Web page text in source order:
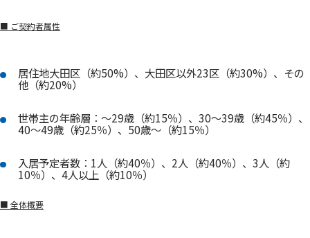
■ ご契約者属性
居住地大田区（約50%）、大田区以外23区（約30%）、その
他（約20%）
世帯主の年齢層：～29歳（約15％）、30～39歳（約45％）、
40～49歳（約25％）、50歳～（約15％）
入居予定者数：1人（約40％）、2人（約40％）、3人（約
10％）、4人以上（約10％）
■ 全体概要